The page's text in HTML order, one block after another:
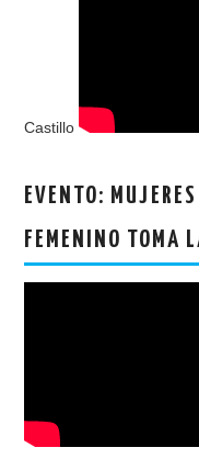
Castillo
EVENTO:
FEMENINO TOMA